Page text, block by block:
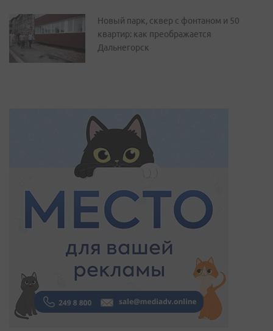
Новый парк, сквер с фонтаном и 50
квартир: как преображается
Дальнегорск